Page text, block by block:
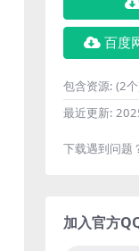
百度
包含资源: (2
最近更新:
下载遇到问题
加入官方